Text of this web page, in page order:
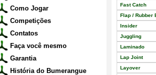
Como Jogar
Competições
Contatos
Faça você mesmo
Garantia
História do Bumerangue
Fast Catch
Flap / Rubber
Insider
Juggling
Laminado
Lap Joint
Layover